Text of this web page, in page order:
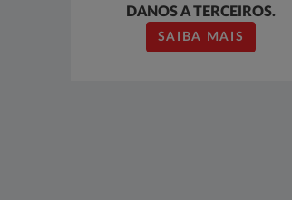
DANOS A TERCEIROS.
SAIBA MAIS